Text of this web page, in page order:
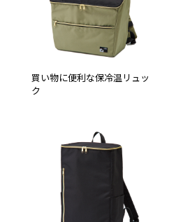
買い物に便利な保冷温リュッ
ク